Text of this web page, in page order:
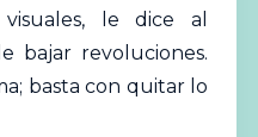
le dice al
bajar revoluciones.
basta con quitar lo